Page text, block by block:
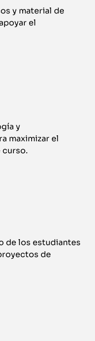
y material de
el
y
maximizar el
curso.
de los estudiantes
de